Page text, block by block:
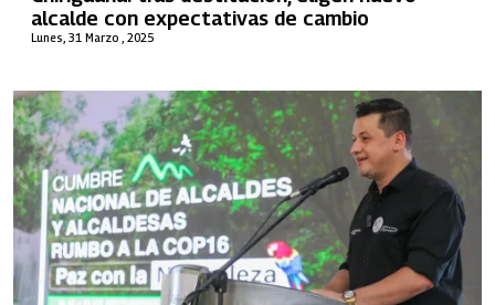
Lunes, 31 Marzo , 2025
alcalde con expectativas de cambio